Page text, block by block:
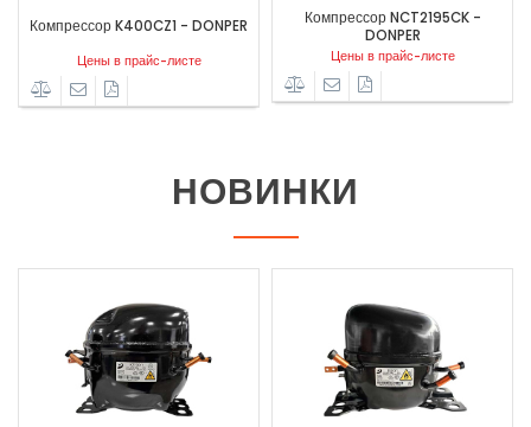
Компрессор K400CZ1 - DONPER
Цены в прайс-листе
Компрессор NCT2195CK -
DONPER
Цены в прайс-листе
НОВИНКИ